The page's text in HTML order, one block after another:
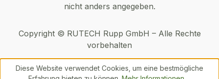
nicht anders angegeben.
Copyright © RUTECH Rupp GmbH – Alle Rechte
vorbehalten
Diese Website verwendet Cookies, um eine bestmögliche